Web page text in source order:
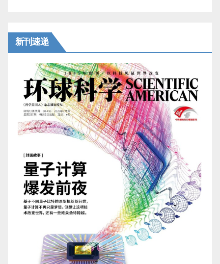
新刊速递